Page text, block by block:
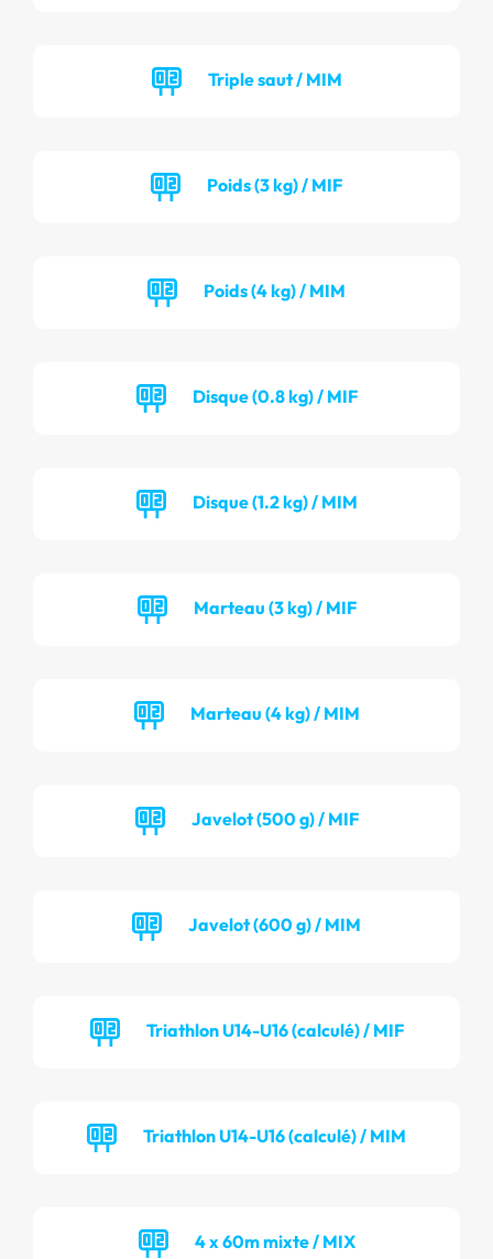
Triple saut / MIM
Poids (3 kg) / MIF
Poids (4 kg) / MIM
Disque (0.8 kg) / MIF
Disque (1.2 kg) / MIM
Marteau (3 kg) / MIF
Marteau (4 kg) / MIM
Javelot (500 g) / MIF
Javelot (600 g) / MIM
Triathlon U14-U16 (calculé) / MIF
Triathlon U14-U16 (calculé) / MIM
4 x 60m mixte / MIX